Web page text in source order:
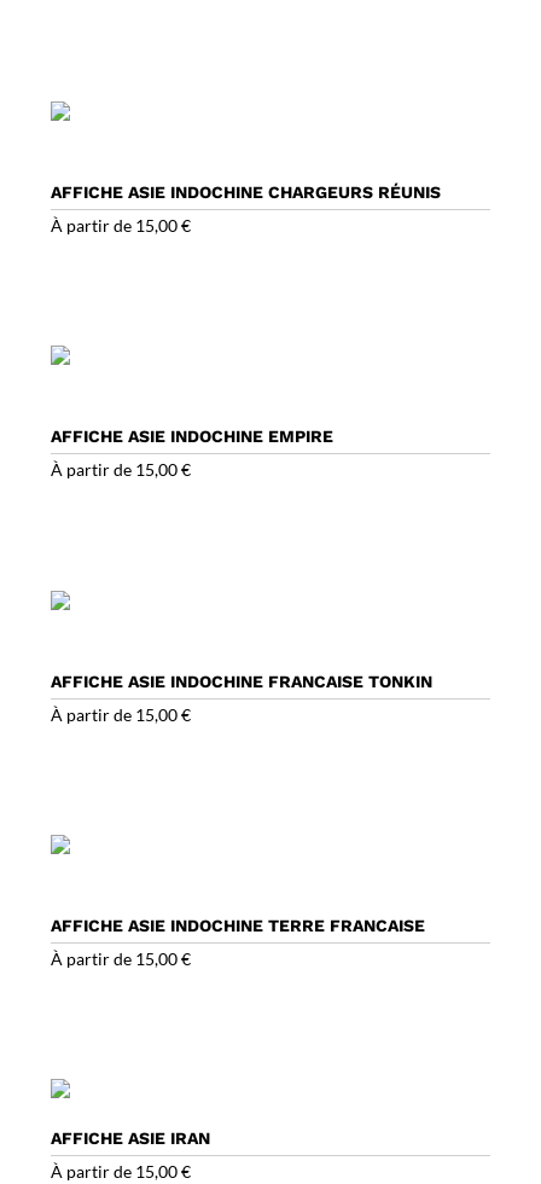
AFFICHE ASIE INDOCHINE CHARGEURS RÉUNIS
À partir de 15,00€
AFFICHE ASIE INDOCHINE EMPIRE
À partir de 15,00€
AFFICHE ASIE INDOCHINE FRANCAISE TONKIN
À partir de 15,00€
AFFICHE ASIE INDOCHINE TERRE FRANCAISE
À partir de 15,00€
AFFICHE ASIE IRAN
À partir de 15,00€